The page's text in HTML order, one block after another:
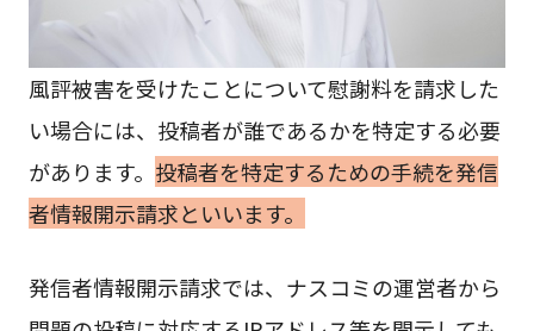
風評被害を受けたことについて慰謝料を請求した
い場合には、投稿者が誰であるかを特定する必要
があります。 投稿者を特定するための手続を発信
者情報開示請求といいます。
発信者情報開示請求では、ナスコミの運営者から